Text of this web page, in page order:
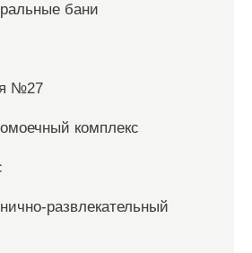
бани
№27
комплекс
развлекательный